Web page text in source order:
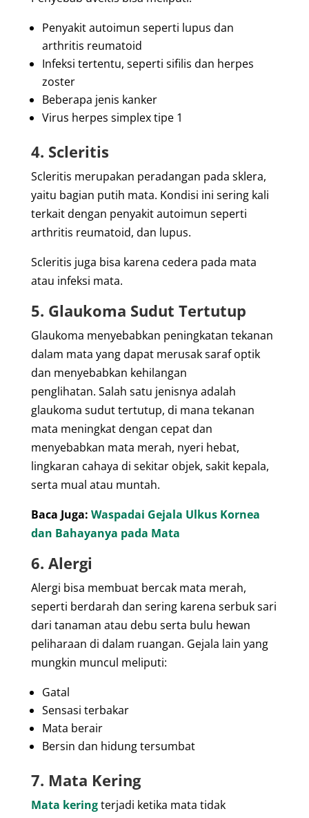
Penyakit autoimun seperti lupus dan
arthritis reumatoid
Infeksi tertentu, seperti sifilis dan herpes
zoster
Beberapa jenis kanker
Virus herpes simplex tipe 1
4. Scleritis
Scleritis merupakan peradangan pada sklera,
yaitu bagian putih mata. Kondisi ini sering kali
terkait dengan penyakit autoimun seperti
arthritis reumatoid, dan lupus.
Scleritis juga bisa karena cedera pada mata
atau infeksi mata.
5. Glaukoma Sudut Tertutup
Glaukoma menyebabkan peningkatan tekanan
dalam mata yang dapat merusak saraf optik
dan menyebabkan kehilangan
penglihatan. Salah satu jenisnya adalah
glaukoma sudut tertutup, di mana tekanan
mata meningkat dengan cepat dan
menyebabkan mata merah, nyeri hebat,
lingkaran cahaya di sekitar objek, sakit kepala,
serta mual atau muntah.
Baca Juga: Waspadai Gejala Ulkus Kornea
dan Bahayanya pada Mata
6. Alergi
Alergi bisa membuat bercak mata merah,
seperti berdarah dan sering karena serbuk sari
dari tanaman atau debu serta bulu hewan
peliharaan di dalam ruangan. Gejala lain yang
mungkin muncul meliputi:
Gatal
Sensasi terbakar
Mata berair
Bersin dan hidung tersumbat
7. Mata Kering
Mata keringterjadi ketika mata tidak